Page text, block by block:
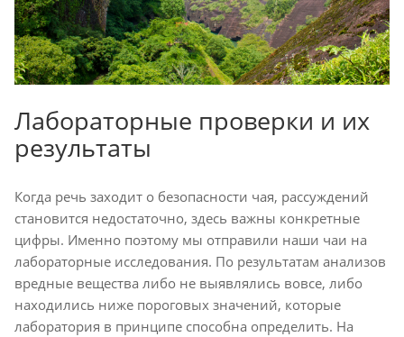
Лабораторные проверки и их
результаты
Когда речь заходит о безопасности чая, рассуждений
становится недостаточно, здесь важны конкретные
цифры. Именно поэтому мы отправили наши чаи на
лабораторные исследования. По результатам анализов
вредные вещества либо не выявлялись вовсе, либо
находились ниже пороговых значений, которые
лаборатория в принципе способна определить. На